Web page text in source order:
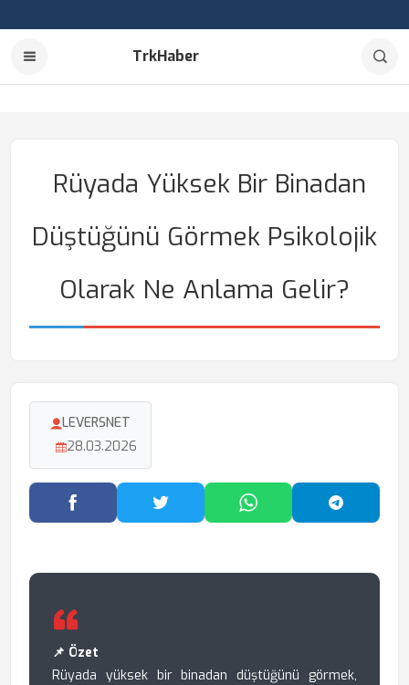
TrkHaber
Rüyada Yüksek Bir Binadan
Düştüğünü Görmek Psikolojik
Olarak Ne Anlama Gelir?
LEVERSNET
28.03.2026
Facebook'ta PaylaşTwitter'da PaylaşWhatsApp'ta Paylaş
📌 Özet
Rüyada yüksek bir binadan düştüğünü görmek,